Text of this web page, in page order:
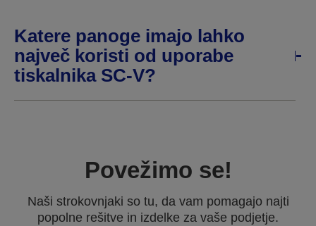
Katere panoge imajo lahko
največ koristi od uporabe
tiskalnika SC-V?
Povežimo se!
Naši strokovnjaki so tu, da vam pomagajo najti
popolne rešitve in izdelke za vaše podjetje.